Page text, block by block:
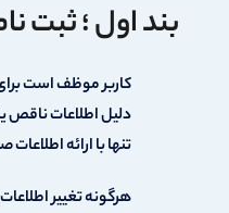
بند اول ؛ ثبت
کاربر موظف است
دلیل اطلاعات ناقص
تنها با ارائه
هرگونه تغییر